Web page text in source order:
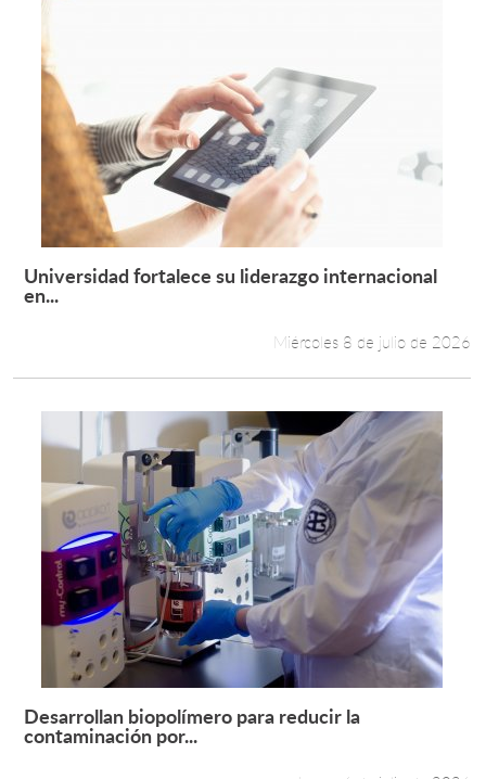
Leer más +
Universidad fortalece su liderazgo internacional
en...
Miércoles 8 de julio de 2026
Leer más +
Desarrollan biopolímero para reducir la
contaminación por...